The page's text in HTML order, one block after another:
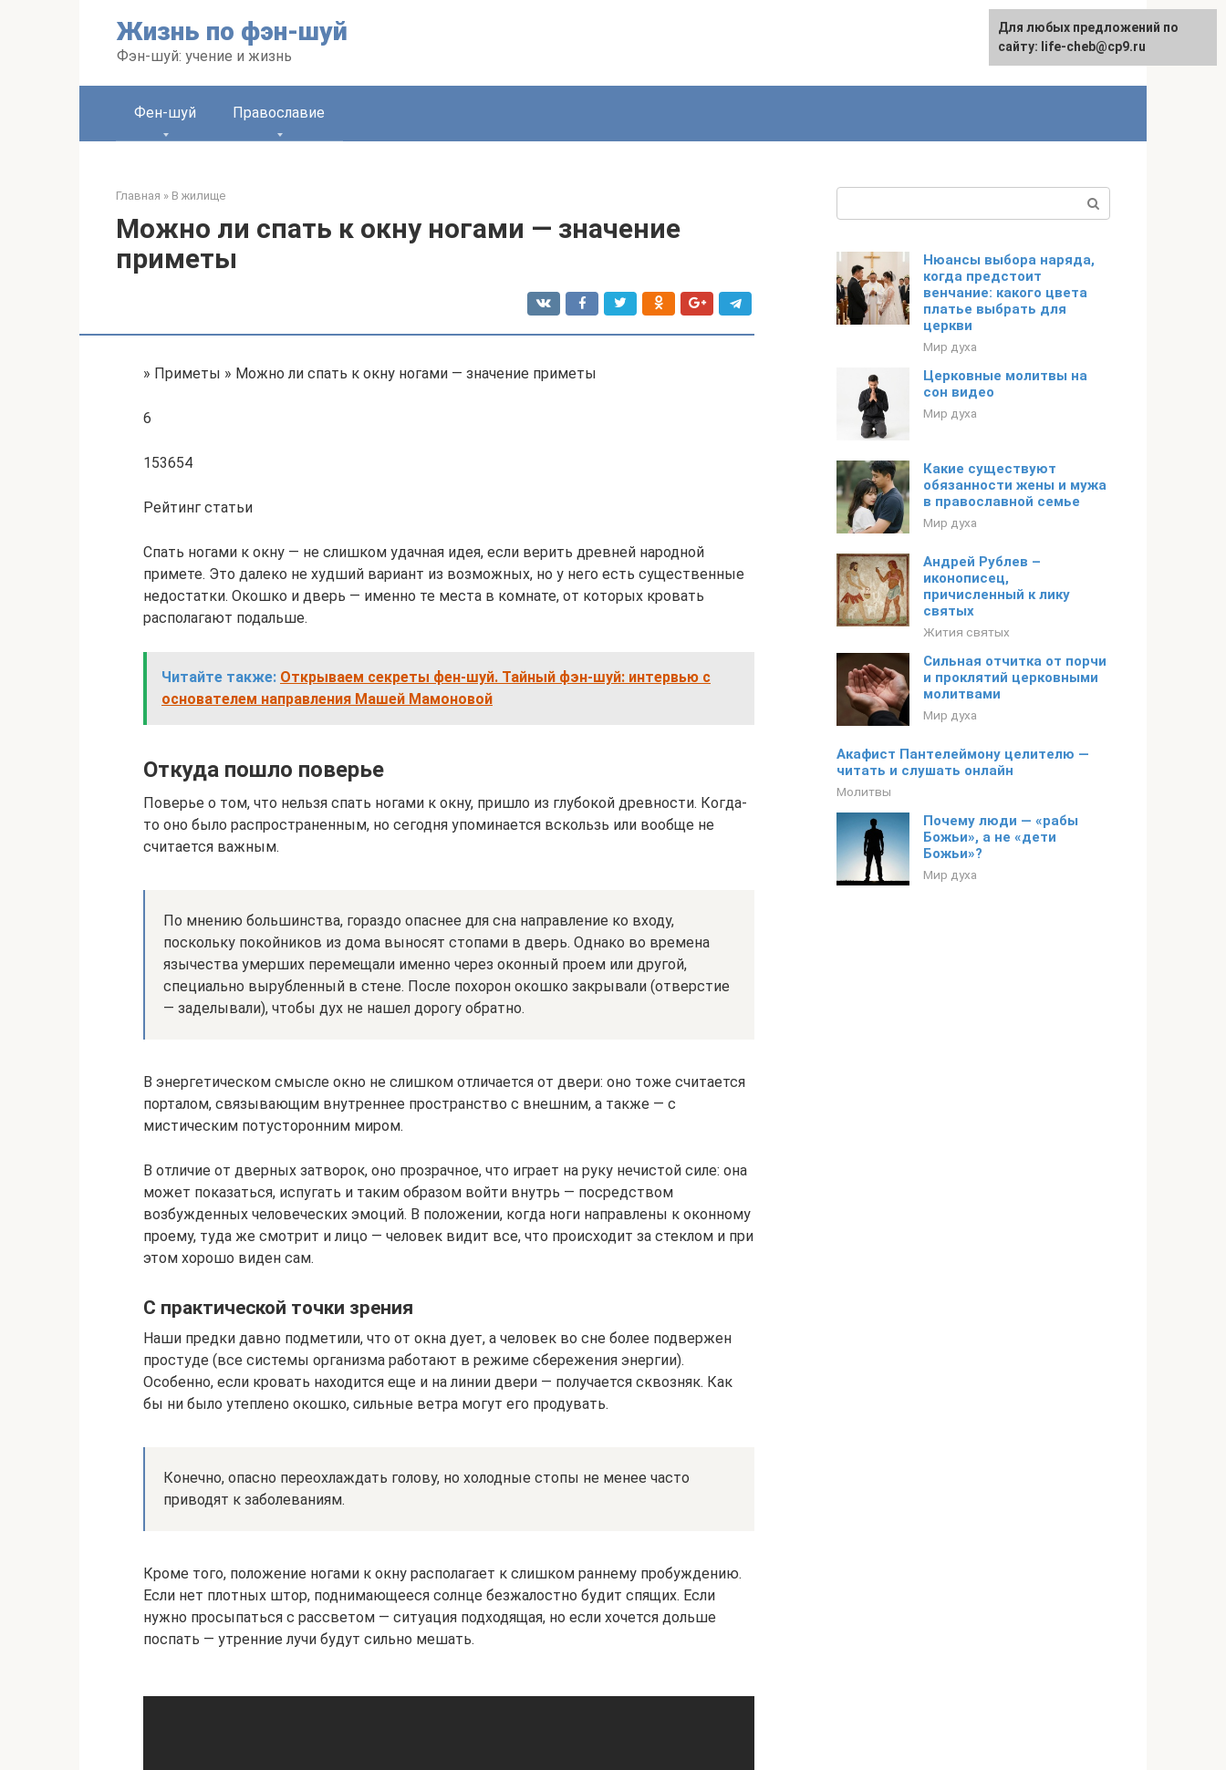
Жизнь по фэн-шуй
Фэн-шуй: учение и жизнь
Фен-шуй Православие
Главная » В жилище
Можно ли спать к окну ногами — значение
приметы
» Приметы » Можно ли спать к окну ногами — значение приметы
6
153654
Рейтинг статьи
Спать ногами к окну — не слишком удачная идея, если верить древней народной
примете. Это далеко не худший вариант из возможных, но у него есть существенные
недостатки. Окошко и дверь — именно те места в комнате, от которых кровать
располагают подальше.
Читайте также: Открываем секреты фен-шуй. Тайный фэн-шуй: интервью с
основателем направления Машей Мамоновой
Откуда пошло поверье
Поверье о том, что нельзя спать ногами к окну, пришло из глубокой древности. Когда-
то оно было распространенным, но сегодня упоминается вскользь или вообще не
считается важным.
По мнению большинства, гораздо опаснее для сна направление ко входу,
поскольку покойников из дома выносят стопами в дверь. Однако во времена
язычества умерших перемещали именно через оконный проем или другой,
специально вырубленный в стене. После похорон окошко закрывали (отверстие
— заделывали), чтобы дух не нашел дорогу обратно.
В энергетическом смысле окно не слишком отличается от двери: оно тоже считается
порталом, связывающим внутреннее пространство с внешним, а также — с
мистическим потусторонним миром.
В отличие от дверных затворок, оно прозрачное, что играет на руку нечистой силе: она
может показаться, испугать и таким образом войти внутрь — посредством
возбужденных человеческих эмоций. В положении, когда ноги направлены к оконному
проему, туда же смотрит и лицо — человек видит все, что происходит за стеклом и при
этом хорошо виден сам.
С практической точки зрения
Наши предки давно подметили, что от окна дует, а человек во сне более подвержен
простуде (все системы организма работают в режиме сбережения энергии).
Особенно, если кровать находится еще и на линии двери — получается сквозняк. Как
бы ни было утеплено окошко, сильные ветра могут его продувать.
Конечно, опасно переохлаждать голову, но холодные стопы не менее часто
приводят к заболеваниям.
Кроме того, положение ногами к окну располагает к слишком раннему пробуждению.
Если нет плотных штор, поднимающееся солнце безжалостно будит спящих. Если
нужно просыпаться с рассветом — ситуация подходящая, но если хочется дольше
поспать — утренние лучи будут сильно мешать.
Нюансы выбора наряда,
когда предстоит
венчание: какого цвета
платье выбрать для
церкви
Мир духа
Церковные молитвы на
сон видео
Мир духа
Какие существуют
обязанности жены и мужа
в православной семье
Мир духа
Андрей Рублев –
иконописец,
причисленный к лику
святых
Жития святых
Сильная отчитка от порчи
и проклятий церковными
молитвами
Мир духа
Акафист Пантелеймону целителю —
читать и слушать онлайн
Молитвы
Почему люди — «рабы
Божьи», а не «дети
Божьи»?
Мир духа
Для любых предложений по
сайту: life-cheb@cp9.ru
Для любых предложений по
сайту: life-cheb@cp9.ru